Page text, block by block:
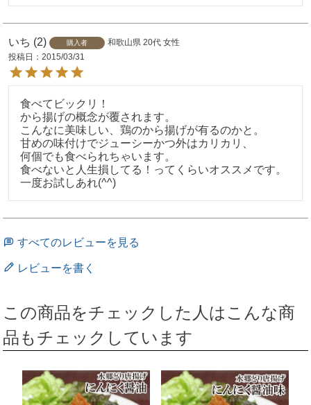
いち 2 購入者 和歌山県 20代 女性
投稿日
2015/03/31
食べてビックリ！
から揚げの概念が覆されます。
こんなに美味しい、鶏のから揚げが有るのかと。
甘めの味付けでジューシーかつ外はカリカリ、
何個でも食べられちゃいます。
食べないと人生損してる！ってくらいオススメです。
一度お試しあれ(^^)
すべてのレビューを見る
レビューを書く
この商品をチェックした人はこんな商
品もチェックしています